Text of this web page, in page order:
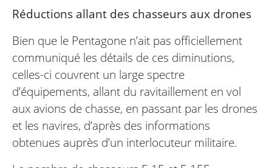
Réductions allant des chasseurs aux drones
Bien que le Pentagone n’ait pas officiellement
communiqué les détails de ces diminutions,
celles-ci couvrent un large spectre
d’équipements, allant du ravitaillement en vol
aux avions de chasse, en passant par les drones
et les navires, d’après des informations
obtenues auprès d’un interlocuteur militaire.